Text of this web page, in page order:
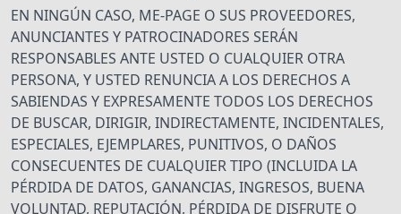
EN NINGÚN CASO, ME-PAGE O SUS PROVEEDORES,
ANUNCIANTES Y PATROCINADORES SERÁN
RESPONSABLES ANTE USTED O CUALQUIER OTRA
PERSONA, Y USTED RENUNCIA A LOS DERECHOS A
SABIENDAS Y EXPRESAMENTE TODOS LOS DERECHOS
DE BUSCAR, DIRIGIR, INDIRECTAMENTE, INCIDENTALES,
ESPECIALES, EJEMPLARES, PUNITIVOS, O DAÑOS
CONSECUENTES DE CUALQUIER TIPO (INCLUIDA LA
PÉRDIDA DE DATOS, GANANCIAS, INGRESOS, BUENA
VOLUNTAD, REPUTACIÓN, PÉRDIDA DE DISFRUTE O